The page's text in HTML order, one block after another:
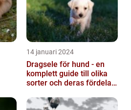
14 januari 2024
Dragsele för hund - en
komplett guide till olika
sorter och deras fördelar